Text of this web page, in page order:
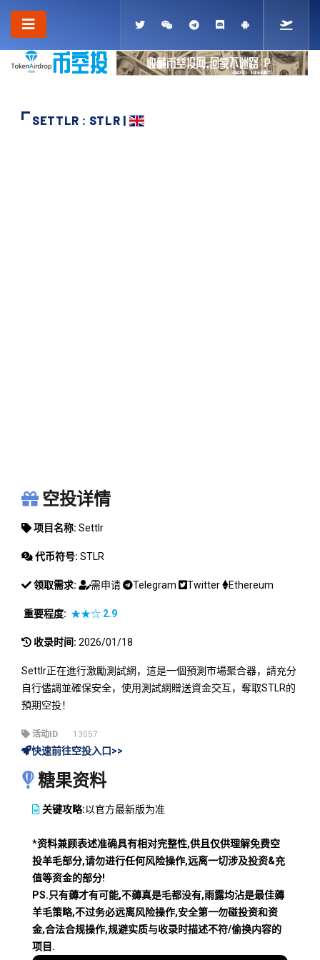
SETTLR : STLR |
空投详情
项目名称: Settlr
代币符号: STLR
领取需求: 需申请 Telegram Twitter Ethereum
重要程度: ★★☆ 2.9
收录时间: 2026/01/18
Settlr正在進行激勵測試網，這是一個預測市場聚合器，請充分
自行儘調並確保安全，使用測試網贈送資金交互，奪取STLR的
預期空投！
活动ID 13057
快速前往空投入口>>
糖果资料
关键攻略:以官方最新版为准
*资料兼顾表述准确具有相对完整性,供且仅供理解免费空
投羊毛部分,请勿进行任何风险操作,远离一切涉及投资&充
值等资金的部分!
PS.只有薅才有可能,不薅真是毛都没有,雨露均沾是最佳薅
羊毛策略,不过务必远离风险操作,安全第一勿碰投资和资
金,合法合规操作,规避实质与收录时描述不符/偷换内容的
项目.